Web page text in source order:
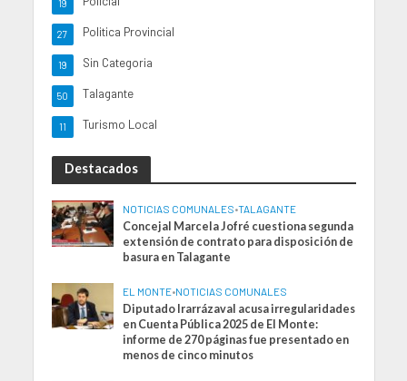
19
Politica Provincial
27
Sin Categoria
19
Talagante
50
Turismo Local
11
Destacados
NOTICIAS COMUNALES•TALAGANTE
Concejal Marcela Jofré cuestiona segunda
extensión de contrato para disposición de
basura en Talagante
EL MONTE•NOTICIAS COMUNALES
Diputado Irarrázaval acusa irregularidades
en Cuenta Pública 2025 de El Monte:
informe de 270 páginas fue presentado en
menos de cinco minutos